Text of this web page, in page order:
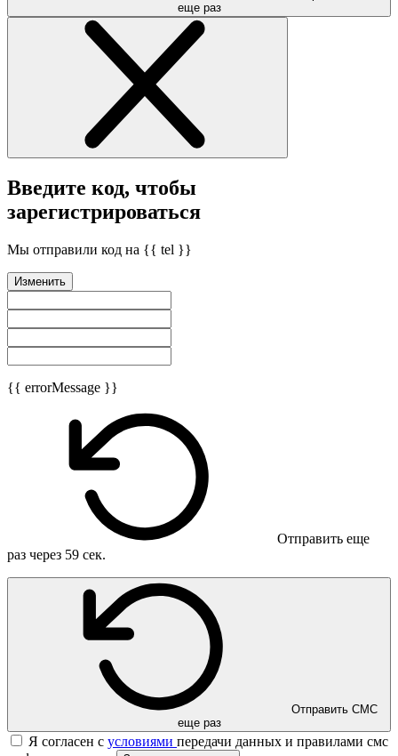
еще раз
Введите код, чтобы
зарегистрироваться
Мы отправили код на {{ tel }}
Изменить
{{ errorMessage }}
Отправить еще
раз через 59 сек.
еще раз
Я согласен с условиями передачи данных и правилами смс